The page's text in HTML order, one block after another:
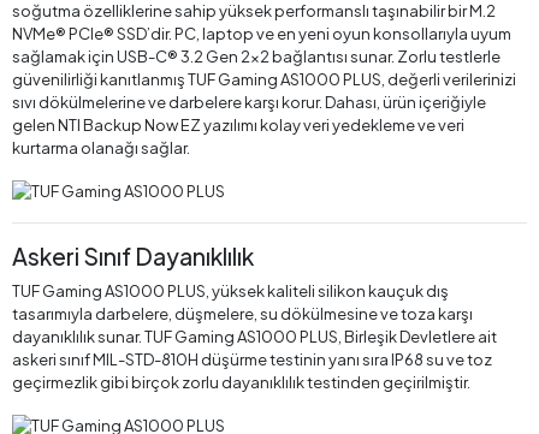
soğutma özelliklerine sahip yüksek performanslı taşınabilir bir M.2
NVMe® PCIe® SSD’dir. PC, laptop ve en yeni oyun konsollarıyla uyum
sağlamak için USB-C® 3.2 Gen 2x2 bağlantısı sunar. Zorlu testlerle
güvenilirliği kanıtlanmış TUF Gaming AS1000 PLUS, değerli verilerinizi
sıvı dökülmelerine ve darbelere karşı korur. Dahası, ürün içeriğiyle
gelen NTI Backup Now EZ yazılımı kolay veri yedekleme ve veri
kurtarma olanağı sağlar.
Askeri Sınıf Dayanıklılık
TUF Gaming AS1000 PLUS, yüksek kaliteli silikon kauçuk dış
tasarımıyla darbelere, düşmelere, su dökülmesine ve toza karşı
dayanıklılık sunar. TUF Gaming AS1000 PLUS, Birleşik Devletlere ait
askeri sınıf MIL-STD-810H düşürme testinin yanı sıra IP68 su ve toz
geçirmezlik gibi birçok zorlu dayanıklılık testinden geçirilmiştir.